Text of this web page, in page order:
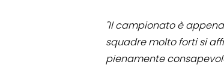
"Il campionato è
squadre molto forti si
pienamente